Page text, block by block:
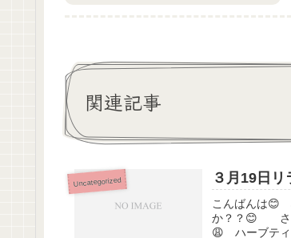
関連記事
Uncategorized ３月19日
こんばんは😊
か？？😊 さて
😩 ハーブティ